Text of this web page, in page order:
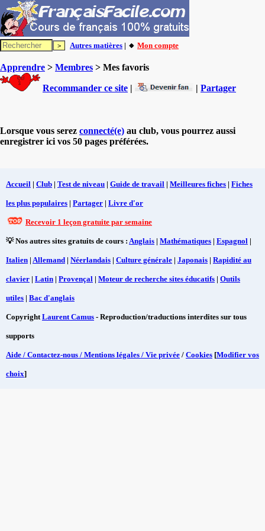
Autres matières | 🔸 Mon compte
Apprendre > Membres > Mes favoris
Recommander ce site | | Partager
Lorsque vous serez connecté(e) au club, vous pourrez aussi
enregistrer ici vos 50 pages préférées.
Accueil | Club | Test de niveau | Guide de travail | Meilleures fiches | Fiches
les plus populaires | Partager | Livre d'or
Recevoir 1 leçon gratuite par semaine
💡 Nos autres sites gratuits de cours : Anglais | Mathématiques | Espagnol |
Italien | Allemand | Néerlandais | Culture générale | Japonais | Rapidité au
clavier | Latin | Provençal | Moteur de recherche sites éducatifs | Outils
utiles | Bac d'anglais
CopyrightLaurent Camus - Reproduction/traductions interdites sur tous
supports
Aide / Contactez-nous / Mentions légales / Vie privée / Cookies [Modifier vos
choix]